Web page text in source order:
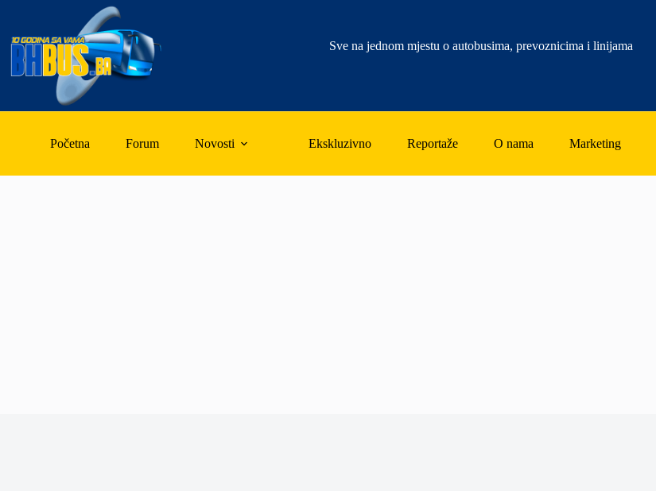
content
Sve na jednom mjestu o autobusima, prevoznicima i linijama
Početna Forum Novosti Ekskluzivno Reportaže O nama Marketing